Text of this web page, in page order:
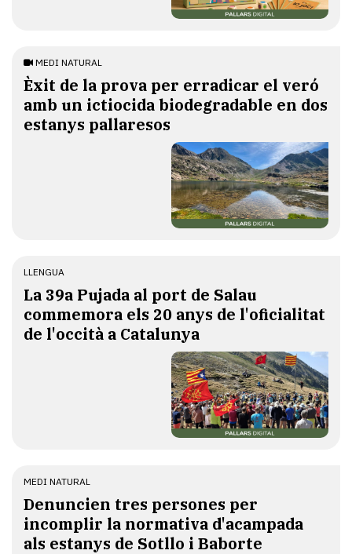
MEDI NATURAL
Èxit de la prova per erradicar el veró
amb un ictiocida biodegradable en dos
estanys pallaresos
LLENGUA
​La 39a Pujada al port de Salau
commemora els 20 anys de l'oficialitat
de l'occità a Catalunya
MEDI NATURAL
Denuncien tres persones per
incomplir la normativa d'acampada
als estanys de Sotllo i Baborte